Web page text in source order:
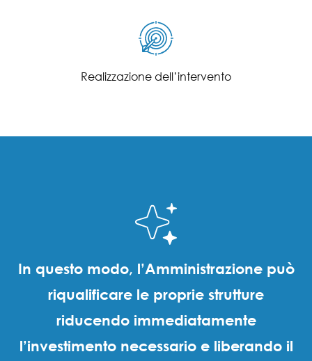
Realizzazione dell’intervento
In questo modo, l’Amministrazione può
riqualificare le proprie strutture
riducendo immediatamente
l’investimento necessario e liberando il